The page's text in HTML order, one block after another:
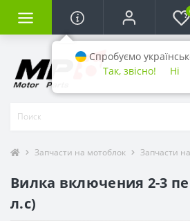
Запчасти на мотоблок Запчасти
Вилка включения 2-3
л.с)
Спробуємо
Так, звісно!
Ні